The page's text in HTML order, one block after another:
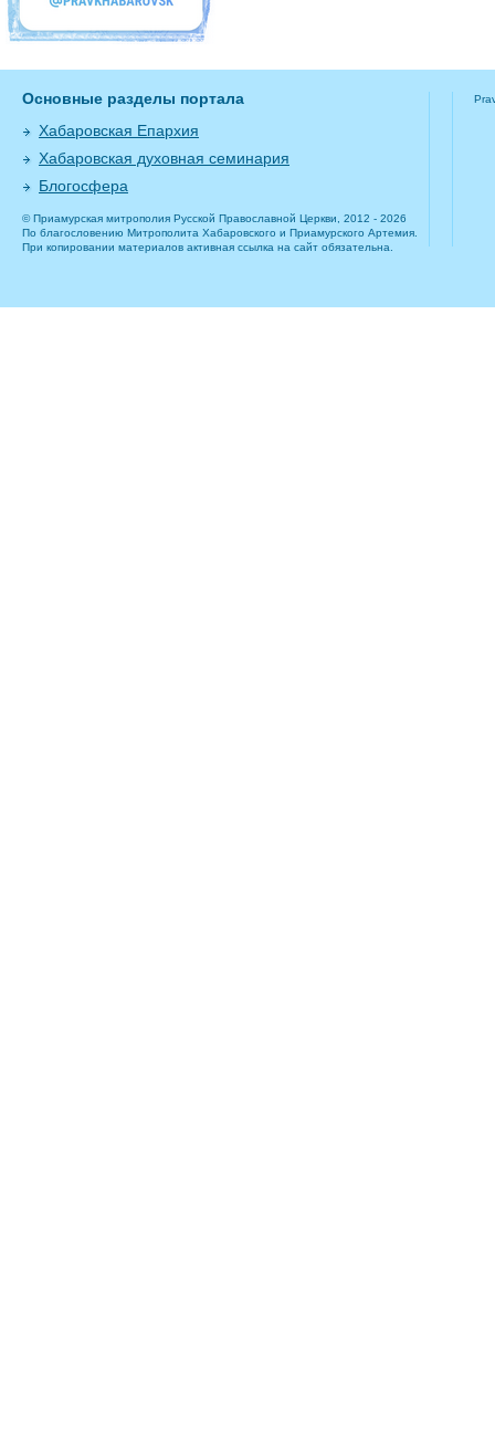
Основные разделы портала
Хабаровская Епархия
Хабаровская духовная семинария
Блогосфера
© Приамурская митрополия Русской Православной Церкви, 2012 - 2026
По благословению Митрополита Хабаровского и Приамурского Артемия.
При копировании материалов активная ссылка на сайт обязательна.